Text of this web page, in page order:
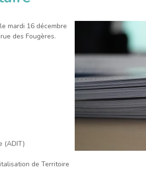
mardi 16 décembre
des Fougères.
(ADIT)
de Territoire